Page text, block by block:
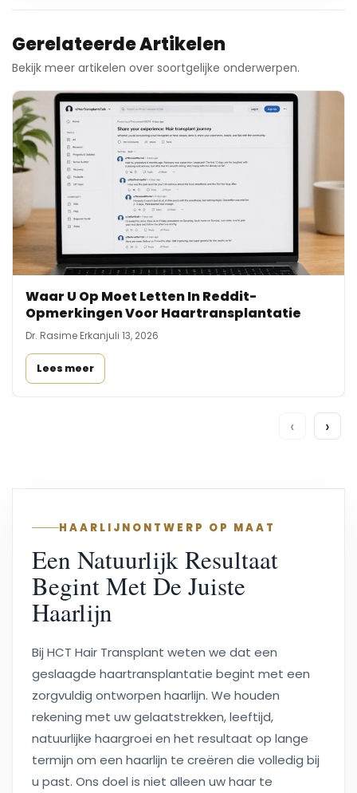
Gerelateerde Artikelen
Bekijk meer artikelen over soortgelijke onderwerpen.
Waar U Op Moet Letten In Reddit-
Opmerkingen Voor Haartransplantatie
Dr. Rasime Erkanjuli 13, 2026
Lees meer
‹ ›
HAARLIJNONTWERP OP MAAT
Een Natuurlijk Resultaat
Begint Met De Juiste
Haarlijn
Bij HCT Hair Transplant weten we dat een
geslaagde haartransplantatie begint met een
zorgvuldig ontworpen haarlijn. We houden
rekening met uw gelaatstrekken, leeftijd,
natuurlijke haargroei en het resultaat op lange
termijn om een haarlijn te creëren die volledig bij
u past. Ons doel is niet alleen uw haar te